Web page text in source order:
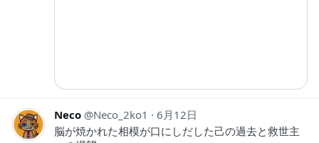
Neco Neco_2ko1
6月12日
脳が焼かれた相模が口にしだした己の過去と救世主